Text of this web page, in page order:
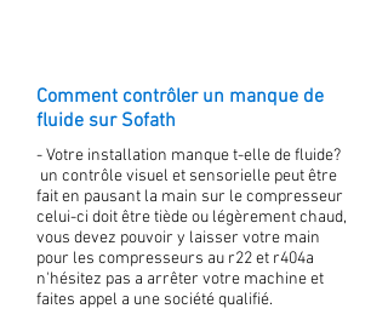
Comment contrôler un manque de
fluide sur Sofath
- Votre installation manque t-elle de fluide?
un contrôle visuel et sensorielle peut être
fait en pausant la main sur le compresseur
celui-ci doit être tiède ou légèrement chaud,
vous devez pouvoir y laisser votre main
pour les compresseurs au r22 et r404a
n'hésitez pas a arrêter votre machine et
faites appel a une société qualifié.